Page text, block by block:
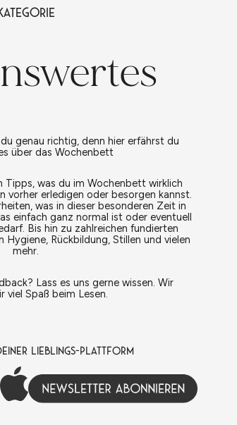
genau richtig, denn hier erfährst du
über das Wochenbett
Tipps, was du im Wochenbett wirklich
vorher erledigen oder besorgen kannst.
was in dieser besonderen Zeit in
einfach ganz normal ist oder eventuell
Bis hin zu zahlreichen fundierten
Rückbildung, Stillen und vielen
mehr.
Lass es uns gerne wissen. Wir
viel Spaß beim Lesen.
LIEBLINGS-PLATTFORM